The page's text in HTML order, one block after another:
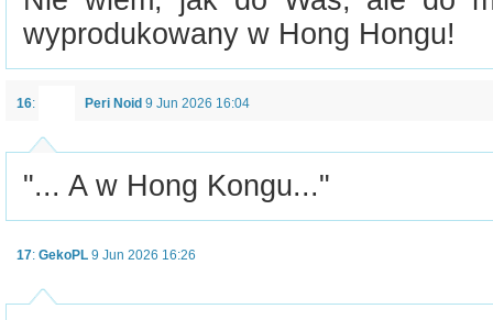
wyprodukowany w Hong Hongu!
16: Peri Noid 9 Jun 2026 16:04
"... A w Hong Kongu..."
17: GekoPL 9 Jun 2026 16:26